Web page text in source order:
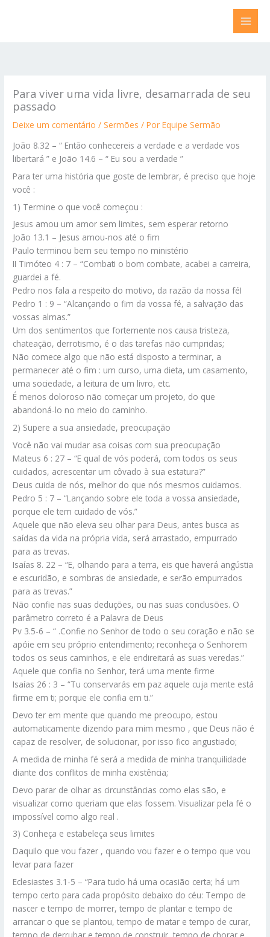
Para viver uma vida livre, desamarrada de seu
passado
Deixe um comentário /Sermões / PorEquipe Sermão
João 8.32 – “ Então conhecereis a verdade e a verdade vos
libertará ” e João 14.6 – “ Eu sou a verdade ”
Para ter uma história que goste de lembrar, é preciso que hoje
você :
1) Termine o que você começou :
Jesus amou um amor sem limites, sem esperar retorno
João 13.1 – Jesus amou-nos até o fim
Paulo terminou bem seu tempo no ministério
II Timóteo 4 : 7 – “Combati o bom combate, acabei a carreira,
guardei a fé.
Pedro nos fala a respeito do motivo, da razão da nossa féI
Pedro 1 : 9 – “Alcançando o fim da vossa fé, a salvação das
vossas almas.”
Um dos sentimentos que fortemente nos causa tristeza,
chateação, derrotismo, é o das tarefas não cumpridas;
Não comece algo que não está disposto a terminar, a
permanecer até o fim : um curso, uma dieta, um casamento,
uma sociedade, a leitura de um livro, etc.
É menos doloroso não começar um projeto, do que
abandoná-lo no meio do caminho.
2) Supere a sua ansiedade, preocupação
Você não vai mudar asa coisas com sua preocupação
Mateus 6 : 27 – “E qual de vós poderá, com todos os seus
cuidados, acrescentar um côvado à sua estatura?”
Deus cuida de nós, melhor do que nós mesmos cuidamos.
Pedro 5 : 7 – “Lançando sobre ele toda a vossa ansiedade,
porque ele tem cuidado de vós.”
Aquele que não eleva seu olhar para Deus, antes busca as
saídas da vida na própria vida, será arrastado, empurrado
para as trevas.
Isaías 8. 22 – “E, olhando para a terra, eis que haverá angústia
e escuridão, e sombras de ansiedade, e serão empurrados
para as trevas.”
Não confie nas suas deduções, ou nas suas conclusões. O
parâmetro correto é a Palavra de Deus
Pv 3.5-6 – “ .Confie no Senhor de todo o seu coração e não se
apóie em seu próprio entendimento; reconheça o Senhorem
todos os seus caminhos, e ele endireitará as suas veredas.”
Aquele que confia no Senhor, terá uma mente firme
Isaías 26 : 3 – “Tu conservarás em paz aquele cuja mente está
firme em ti; porque ele confia em ti.”
Devo ter em mente que quando me preocupo, estou
automaticamente dizendo para mim mesmo , que Deus não é
capaz de resolver, de solucionar, por isso fico angustiado;
A medida de minha fé será a medida de minha tranquilidade
diante dos conflitos de minha existência;
Devo parar de olhar as circunstâncias como elas são, e
visualizar como queriam que elas fossem. Visualizar pela fé o
impossível como algo real .
3) Conheça e estabeleça seus limites
Daquilo que vou fazer , quando vou fazer e o tempo que vou
levar para fazer
Eclesiastes 3.1-5 – “Para tudo há uma ocasião certa; há um
tempo certo para cada propósito debaixo do céu: Tempo de
nascer e tempo de morrer, tempo de plantar e tempo de
arrancar o que se plantou, tempo de matar e tempo de curar,